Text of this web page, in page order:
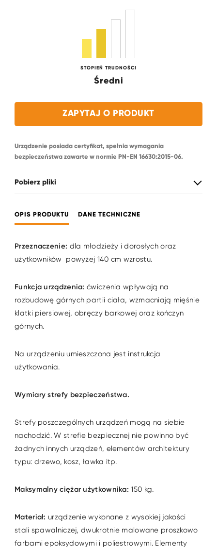
STOPIEŃ TRUDNOŚCI
Średni
ZAPYTAJ O PRODUKT
Urządzenie posiada certyfikat, spełnia wymagania
bezpieczeństwa zawarte w normie PN-EN 16630:2015-06.
Pobierz pliki
OPIS PRODUKTU DANE TECHNICZNE
Przeznaczenie: dla młodzieży i dorosłych oraz
użytkowników powyżej 140 cm wzrostu.
Funkcja urządzenia: ćwiczenia wpływają na
rozbudowę górnych partii ciała, wzmacniają mięśnie
klatki piersiowej, obręczy barkowej oraz kończyn
górnych.
Na urządzeniu umieszczona jest instrukcja
użytkowania.
Wymiary strefy bezpieczeństwa.
Strefy poszczególnych urządzeń mogą na siebie
nachodzić. W strefie bezpiecznej nie powinno być
żadnych innych urządzeń, elementów architektury
typu: drzewo, kosz, ławka itp.
Maksymalny ciężar użytkownika:150 kg.
Materiał: urządzenie wykonane z wysokiej jakości
stali spawalniczej, dwukrotnie malowane proszkowo
farbami epoksydowymi i poliestrowymi. Elementy